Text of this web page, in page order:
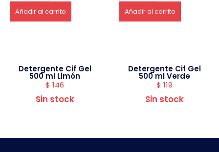
Añadir al carrito Añadir al carrito
Detergente Cif Gel
500 ml Limón
$ 146
Sin stock
Detergente Cif Gel
500 ml Verde
$ 119
Sin stock